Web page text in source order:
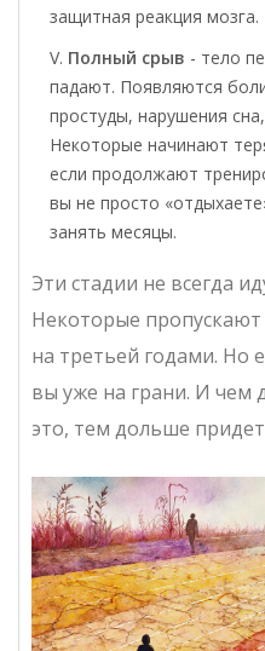
защитная реакция мозга.
Полный срыв - тело
падают. Появляются
простуды, нарушения
Некоторые начинают
если продолжают
вы не просто
занять месяцы.
Эти стадии не всегда
Некоторые пропускают
на третьей годами. Но
вы уже на грани. И чем
это, тем дольше